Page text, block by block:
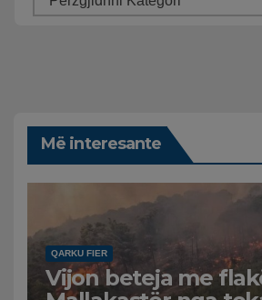
Më interesante
QARKU FIER
Vijon beteja me